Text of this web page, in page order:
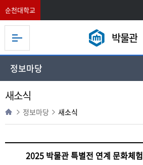
순천대학교
박물관
정보마당
새소식
정보마당 새소식
2025 박물관 특별전 연계 문화체